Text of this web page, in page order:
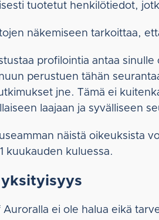
tuotetut henkilötiedot,
näkemiseen tarkoittaa,
profilointia antaa
perustuen tähän
jne. Tämä ei
laajaan ja syvälliseen
näistä oikeuksista
kuukauden kuluessa.
yksityisyys
Auroralla ei ole halua eikä